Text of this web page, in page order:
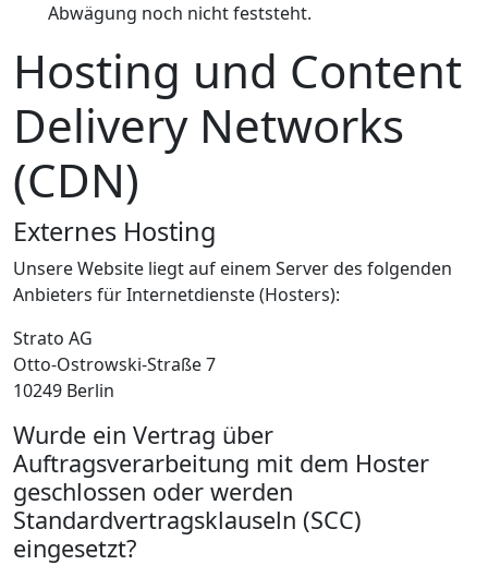
Abwägung noch nicht feststeht.
Hosting und Content
Delivery Networks
(CDN)
Externes Hosting
Unsere Website liegt auf einem Server des folgenden
Anbieters für Internetdienste (Hosters):
Strato AG
Otto-Ostrowski-Straße 7
10249 Berlin
Wurde ein Vertrag über
Auftragsverarbeitung mit dem Hoster
geschlossen oder werden
Standardvertragsklauseln (SCC)
eingesetzt?